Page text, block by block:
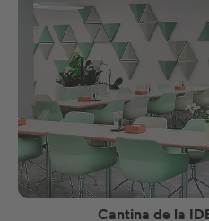
Cantina de la